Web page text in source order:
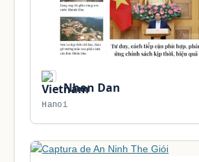
Nhan Dan
Hanoi